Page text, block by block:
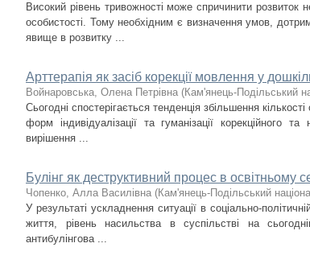
Високий рівень тривожності може спричинити
особистості. Тому необхідним є визначення умов,
явище в розвитку ...
Арттерапія як засіб корекції мовлення у
Войнаровська, Олена Петрівна (Кам'янець-Подільський
Сьогодні спостерігається тенденція збільшення
форм індивідуалізації та гуманізації корекційного
вирішення ...
Булінг як деструктивний процес в освітньому
Чопенко, Алла Василівна (Кам'янець-Подільський
У результаті ускладнення ситуації в соціально-
життя, рівень насильства в суспільстві на
антибулінгова ...